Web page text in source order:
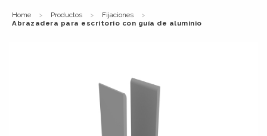
home productos
fijaciones
abrazadera para escritorio con guía de aluminio